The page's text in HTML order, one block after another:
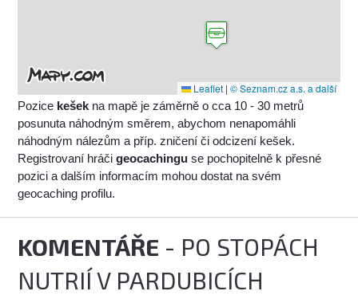
Leaflet | © Seznam.cz a.s. a další
Pozice kešek na mapě je záměrně o cca 10 - 30 metrů
posunuta náhodným směrem, abychom nenapomáhli
náhodným nálezům a příp. zničení či odcizení kešek.
Registrovaní hráčigeocachingu se pochopitelně k přesné
pozici a dalším informacím mohou dostat na svém
geocaching profilu.
KOMENTÁŘE - PO STOPÁCH
NUTRIÍ V PARDUBICÍCH